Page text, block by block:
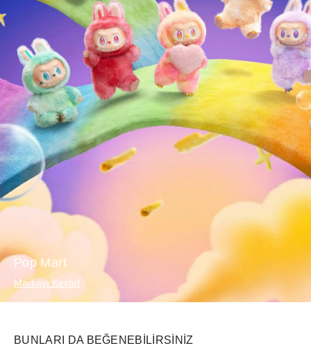
Pop Mart
Markayı Keşfet
BUNLARI DA BEĞENEBILIRSINIZ